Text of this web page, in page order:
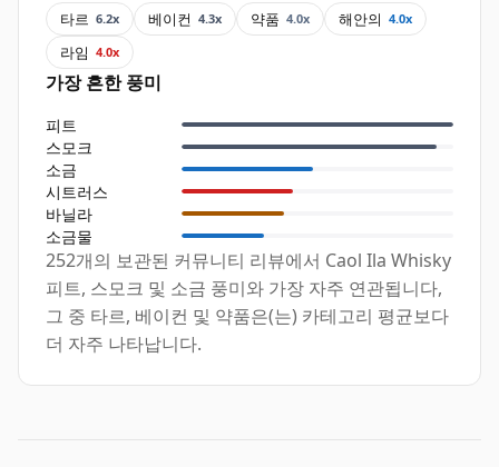
타르 6.2x 베이컨 4.3x 약품 4.0x 해안의 4.0x
라임 4.0x
가장 흔한 풍미
피트
스모크
소금
시트러스
바닐라
소금물
252개의 보관된 커뮤니티 리뷰에서 Caol Ila Whisky
피트, 스모크 및 소금 풍미와 가장 자주 연관됩니다,
그 중 타르, 베이컨 및 약품은(는) 카테고리 평균보다
더 자주 나타납니다.